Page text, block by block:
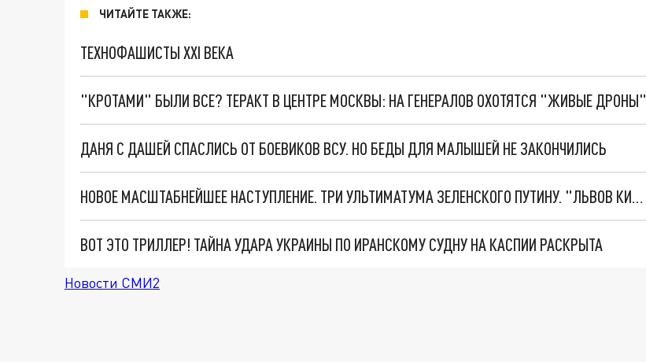
ЧИТАЙТЕ ТАКЖЕ:
ТЕХНОФАШИСТЫ XXI ВЕКА
"КРОТАМИ" БЫЛИ ВСЕ? ТЕРАКТ В ЦЕНТРЕ МОСКВЫ: НА ГЕНЕРАЛОВ ОХОТЯТСЯ "ЖИВЫЕ ДРОНЫ"
ДАНЯ С ДАШЕЙ СПАСЛИСЬ ОТ БОЕВИКОВ ВСУ. НО БЕДЫ ДЛЯ МАЛЫШЕЙ НЕ ЗАКОНЧИЛИСЬ
НОВОЕ МАСШТАБНЕЙШЕЕ НАСТУПЛЕНИЕ. ТРИ УЛЬТИМАТУМА ЗЕЛЕНСКОГО ПУТИНУ. "ЛЬВОВ КИМА" ПОСТАВЯТ НА ПВО? ГЛОБАЛЬНЫЙ ПРОРЫВ ПОД ЗАПОРОЖЬЕМ
ВОТ ЭТО ТРИЛЛЕР! ТАЙНА УДАРА УКРАИНЫ ПО ИРАНСКОМУ СУДНУ НА КАСПИИ РАСКРЫТА
Новости СМИ2